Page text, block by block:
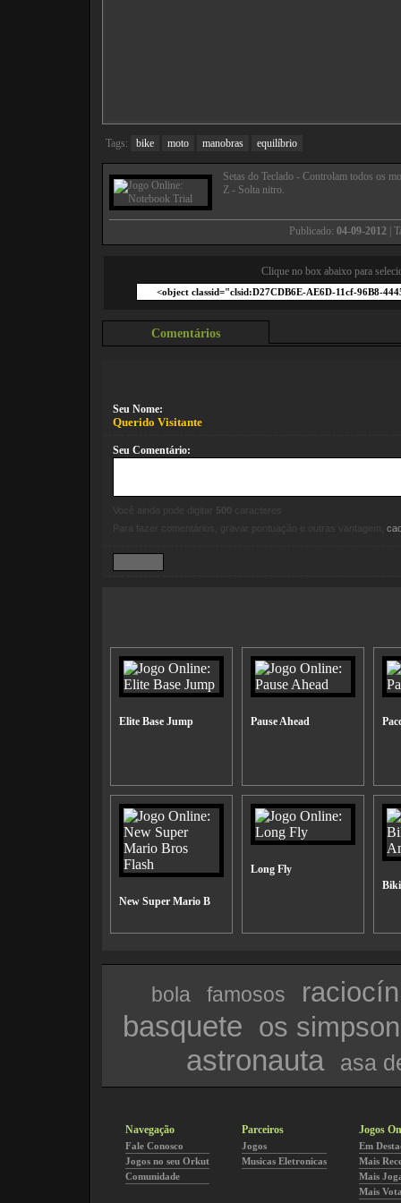
Tags: bike moto manobras equilíbrio
Setas do Teclado - Controlam todos os
Z - Solta nitro.
Publicado: 04-09-2012|
Clique no box abaixo para
Comentários
Seu Nome:
Querido Visitante
Seu Comentário:
500
Para fazer comentários, gravar pontuação e outras vantagem,
Elite Base Jump Pause Ahead
New Super Mario B
Long Fly
bola famosos
basquete os
astronauta asa
Navegação
Fale Conosco
Jogos no seu Orkut
Comunidade
Parceiros
Jogos
Musicas Eletronicas
Jogos
Em
Mais
Mais
Mais